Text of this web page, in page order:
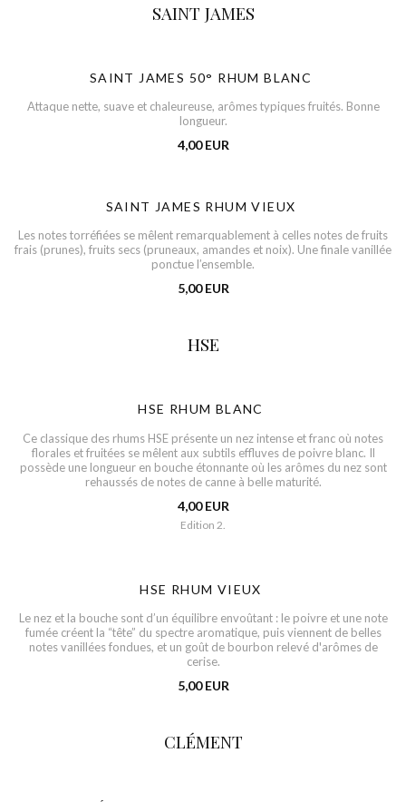
SAINT JAMES
SAINT JAMES 50° RHUM BLANC
Attaque nette, suave et chaleureuse, arômes typiques fruités. Bonne
longueur.
4,00 EUR
SAINT JAMES RHUM VIEUX
Les notes torréfiées se mêlent remarquablement à celles notes de fruits
frais (prunes), fruits secs (pruneaux, amandes et noix). Une finale vanillée
ponctue l’ensemble.
5,00 EUR
HSE
HSE RHUM BLANC
Ce classique des rhums HSE présente un nez intense et franc où notes
florales et fruitées se mêlent aux subtils effluves de poivre blanc. Il
possède une longueur en bouche étonnante où les arômes du nez sont
rehaussés de notes de canne à belle maturité.
4,00 EUR
Edition 2.
HSE RHUM VIEUX
Le nez et la bouche sont d’un équilibre envoûtant : le poivre et une note
fumée créent la “tête” du spectre aromatique, puis viennent de belles
notes vanillées fondues, et un goût de bourbon relevé d'arômes de
cerise.
5,00 EUR
CLÉMENT